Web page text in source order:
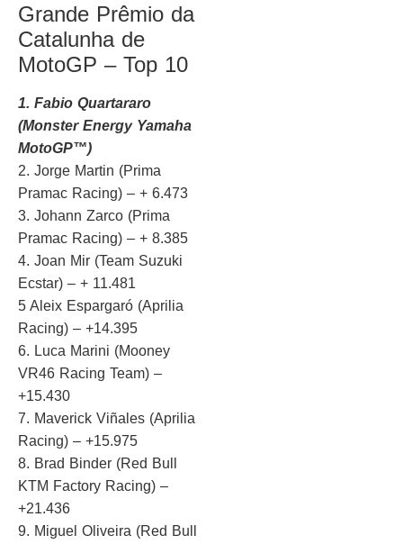
Grande Prêmio da
Catalunha de
MotoGP – Top 10
1. Fabio Quartararo
(Monster Energy Yamaha
MotoGP™)
2. Jorge Martin (Prima
Pramac Racing) – + 6.473
3. Johann Zarco (Prima
Pramac Racing) – + 8.385
4. Joan Mir (Team Suzuki
Ecstar) – + 11.481
5 Aleix Espargaró (Aprilia
Racing) – +14.395
6. Luca Marini (Mooney
VR46 Racing Team) –
+15.430
7. Maverick Viñales (Aprilia
Racing) – +15.975
8. Brad Binder (Red Bull
KTM Factory Racing) –
+21.436
9. Miguel Oliveira (Red Bull